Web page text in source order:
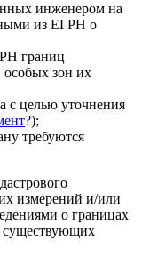
инженером на
из ЕГРН о
границ
особых зон их
с целью уточнения
?);
требуются
измерений и/или
о границах
существующих